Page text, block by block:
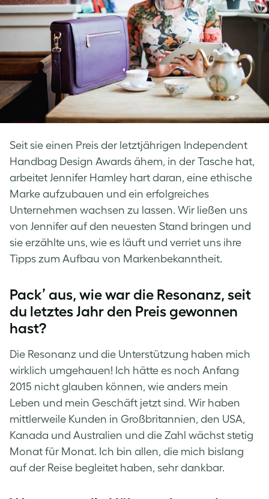
Seit sie einen Preis der letztjährigen Independent
Handbag Design Awards ähem, in der Tasche hat,
arbeitet Jennifer Hamley hart daran, eine ethische
Marke aufzubauen und ein erfolgreiches
Unternehmen wachsen zu lassen. Wir ließen uns
von Jennifer auf den neuesten Stand bringen und
sie erzählte uns, wie es läuft und verriet uns ihre
Tipps zum Aufbau von Markenbekanntheit.
Pack’ aus, wie war die Resonanz, seit
du letztes Jahr den Preis gewonnen
hast?
Die Resonanz und die Unterstützung haben mich
wirklich umgehauen! Ich hätte es noch Anfang
2015 nicht glauben können, wie anders mein
Leben und mein Geschäft jetzt sind. Wir haben
mittlerweile Kunden in Großbritannien, den USA,
Kanada und Australien und die Zahl wächst stetig
Monat für Monat. Ich bin allen, die mich bislang
auf der Reise begleitet haben, sehr dankbar.